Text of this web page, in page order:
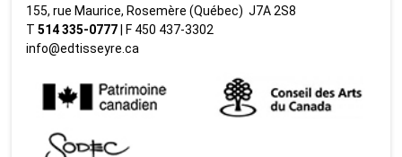
155, rue Maurice, Rosemère (Québec) J7A 2S8
T514 335‑0777 | F 450 437‑3302
info@edtisseyre.ca